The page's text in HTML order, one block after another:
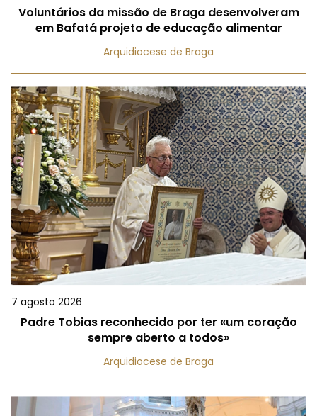
Voluntários da missão de Braga desenvolveram
em Bafatá projeto de educação alimentar
Arquidiocese de Braga
7 agosto 2026
Padre Tobias reconhecido por ter «um coração
sempre aberto a todos»
Arquidiocese de Braga